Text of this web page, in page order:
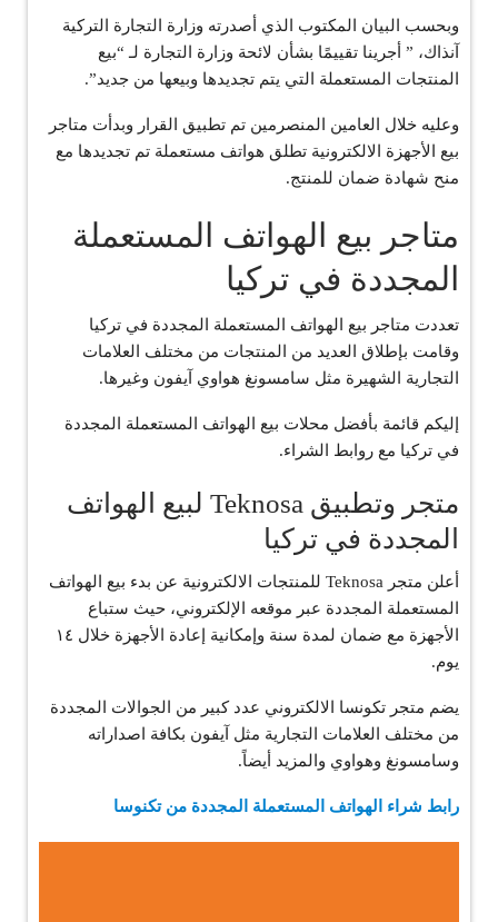
وبحسب البيان المكتوب الذي أصدرته وزارة التجارة التركية
آنذاك، ” أجرينا تقييمًا بشأن لائحة وزارة التجارة لـ “بيع
المنتجات المستعملة التي يتم تجديدها وبيعها من جديد”.
وعليه خلال العامين المنصرمين تم تطبيق القرار وبدأت متاجر
بيع الأجهزة الالكترونية تطلق هواتف مستعملة تم تجديدها مع
منح شهادة ضمان للمنتج.
متاجر بيع الهواتف المستعملة
المجددة في تركيا
تعددت متاجر بيع الهواتف المستعملة المجددة في تركيا
وقامت بإطلاق العديد من المنتجات من مختلف العلامات
التجارية الشهيرة مثل سامسونغ هواوي آيفون وغيرها.
إليكم قائمة بأفضل محلات بيع الهواتف المستعملة المجددة
في تركيا مع روابط الشراء.
متجر وتطبيق Teknosa لبيع الهواتف
المجددة في تركيا
أعلن متجر Teknosa للمنتجات الالكترونية عن بدء بيع الهواتف
المستعملة المجددة عبر موقعه الإلكتروني، حيث ستباع
الأجهزة مع ضمان لمدة سنة وإمكانية إعادة الأجهزة خلال ١٤
يوم.
يضم متجر تكونسا الالكتروني عدد كبير من الجوالات المجددة
من مختلف العلامات التجارية مثل آيفون بكافة اصداراته
وسامسونغ وهواوي والمزيد أيضاً.
رابط شراء الهواتف المستعملة المجددة من تكنوسا